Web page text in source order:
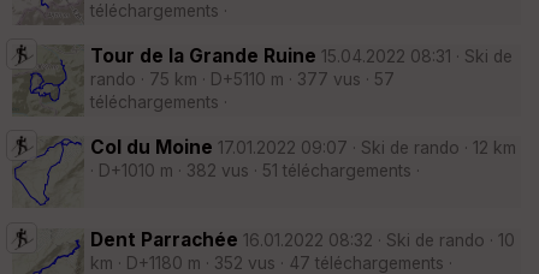
téléchargements ·
Tour de la Grande Ruine 15.04.2022 08:31 · Ski de
rando · 75 km · D+5110 m · 377 vus · 57
téléchargements ·
Col du Moine 17.01.2022 09:07 · Ski de rando · 12 km
· D+1010 m · 382 vus · 51 téléchargements ·
Dent Parrachée 16.01.2022 08:32 · Ski de rando · 10
km · D+1180 m · 352 vus · 47 téléchargements ·